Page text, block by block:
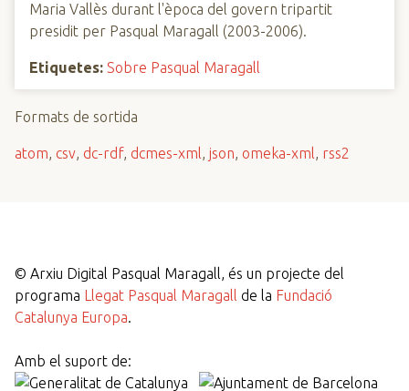
Maria Vallès durant l'època del govern tripartit
presidit per Pasqual Maragall (2003-2006).
Etiquetes: Sobre Pasqual Maragall
Formats de sortida
atom, csv, dc-rdf, dcmes-xml, json, omeka-xml, rss2
© Arxiu Digital Pasqual Maragall, és un projecte del
programa Llegat Pasqual Maragall de la Fundació
Catalunya Europa.
Amb el suport de: